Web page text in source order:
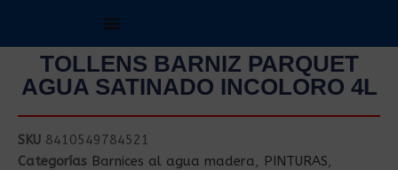
TOLLENS BARNIZ PARQUET
AGUA SATINADO INCOLORO 4L
SKU 8410549784521
Categorías Barnices al agua madera, PINTURAS,